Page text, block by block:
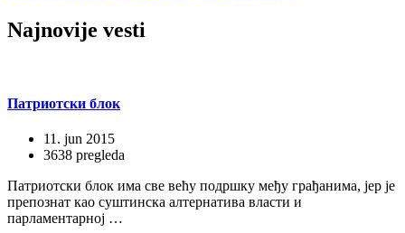
Najnovije vesti
Патриотски блок
11. jun 2015
3638 pregleda
Патриотски блок има све већу подршку међу грађанима, јер је
препознат као суштинска алтернатива власти и
парламентарној …